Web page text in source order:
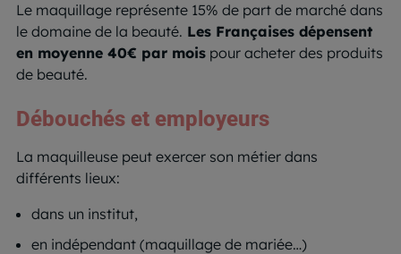
Le maquillage représente 15% de part de marché dans
le domaine de la beauté. Les Françaises dépensent
en moyenne 40€ par mois pour acheter des produits
de beauté.
Débouchés et employeurs
La maquilleuse peut exercer son métier dans
différents lieux:
dans un institut,
en indépendant (maquillage de mariée…)